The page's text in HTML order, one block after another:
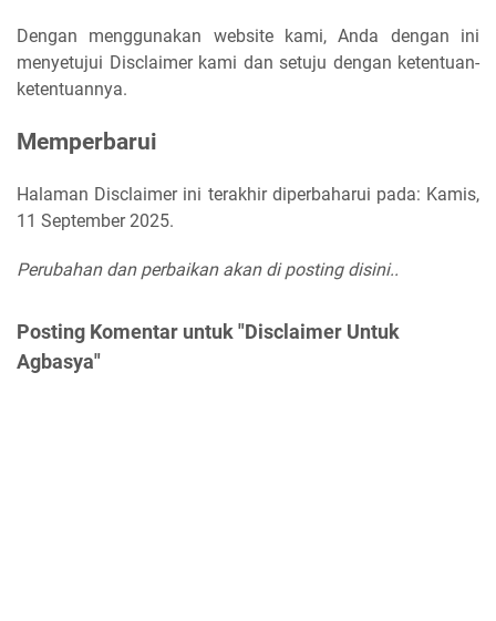
Dengan menggunakan website kami, Anda dengan ini
menyetujui Disclaimer kami dan setuju dengan ketentuan-
ketentuannya.
Memperbarui
Halaman Disclaimer ini terakhir diperbaharui pada: Kamis,
11 September 2025.
Perubahan dan perbaikan akan di posting disini..
Posting Komentar untuk "Disclaimer Untuk
Agbasya"